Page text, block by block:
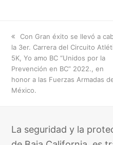
previous
post:
Con Gran éxito se llevó a
la 3er. Carrera del Circuito
5K, Yo amo BC “Unidos por la
Prevención en BC” 2022., en
honor a las Fuerzas Armadas
México.
La seguridad y la